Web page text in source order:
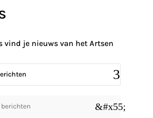
vind je nieuws van het Artsen
&#x55;